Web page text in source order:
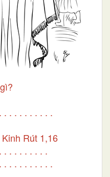
. . . . . . . . . .
Rút 1,16
. . . . . . . . .
. . . . . . . . . .